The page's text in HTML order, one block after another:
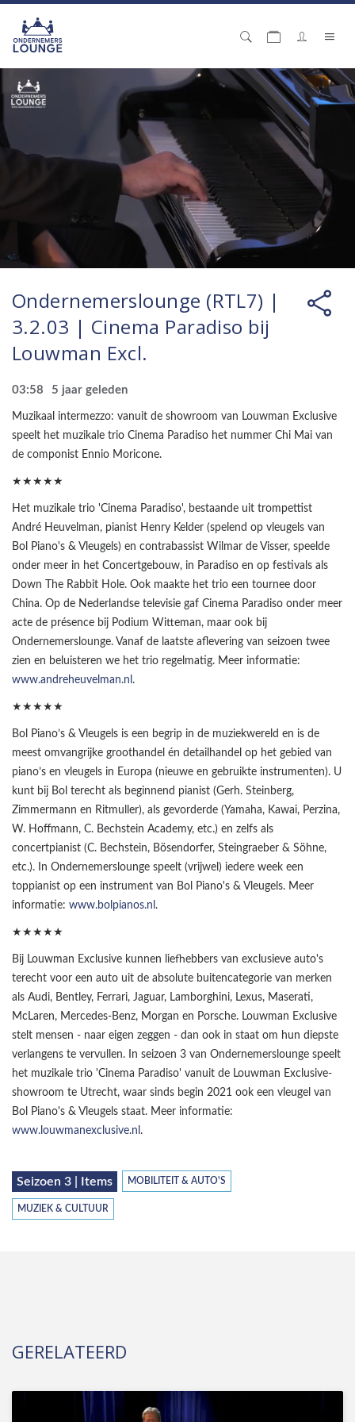
Ondernemerslounge (RTL7) |
3.2.03 | Cinema Paradiso bij
Louwman Excl.
03:58 5 jaar geleden
Muzikaal intermezzo: vanuit de showroom van Louwman Exclusive
speelt het muzikale trio Cinema Paradiso het nummer Chi Mai van
de componist Ennio Moricone.
★★★★★
Het muzikale trio 'Cinema Paradiso', bestaande uit trompettist
André Heuvelman, pianist Henry Kelder (spelend op vleugels van
Bol Piano's & Vleugels) en contrabassist Wilmar de Visser, speelde
onder meer in het Concertgebouw, in Paradiso en op festivals als
Down The Rabbit Hole. Ook maakte het trio een tournee door
China. Op de Nederlandse televisie gaf Cinema Paradiso onder meer
acte de présence bij Podium Witteman, maar ook bij
Ondernemerslounge. Vanaf de laatste aflevering van seizoen twee
zien en beluisteren we het trio regelmatig. Meer informatie:
www.andreheuvelman.nl .
★★★★★
Bol Piano’s & Vleugels is een begrip in de muziekwereld en is de
meest omvangrijke groothandel én detailhandel op het gebied van
piano’s en vleugels in Europa (nieuwe en gebruikte instrumenten). U
kunt bij Bol terecht als beginnend pianist (Gerh. Steinberg,
Zimmermann en Ritmuller), als gevorderde (Yamaha, Kawai, Perzina,
W. Hoffmann, C. Bechstein Academy, etc.) en zelfs als
concertpianist (C. Bechstein, Bösendorfer, Steingraeber & Söhne,
etc.). In Ondernemerslounge speelt (vrijwel) iedere week een
toppianist op een instrument van Bol Piano's & Vleugels. Meer
informatie: www.bolpianos.nl .
★★★★★
Bij Louwman Exclusive kunnen liefhebbers van exclusieve auto's
terecht voor een auto uit de absolute buitencategorie van merken
als Audi, Bentley, Ferrari, Jaguar, Lamborghini, Lexus, Maserati,
McLaren, Mercedes-Benz, Morgan en Porsche. Louwman Exclusive
stelt mensen - naar eigen zeggen - dan ook in staat om hun diepste
verlangens te vervullen. In seizoen 3 van Ondernemerslounge speelt
het muzikale trio 'Cinema Paradiso' vanuit de Louwman Exclusive-
showroom te Utrecht, waar sinds begin 2021 ook een vleugel van
Bol Piano's & Vleugels staat. Meer informatie:
www.louwmanexclusive.nl .
Seizoen 3 | Items MOBILITEIT & AUTO'S
MUZIEK & CULTUUR
GERELATEERD